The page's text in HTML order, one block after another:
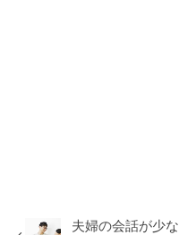
夫婦の会話が少